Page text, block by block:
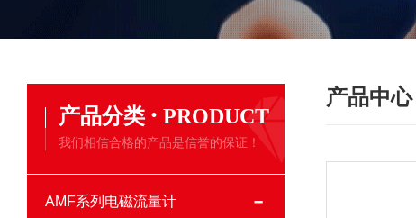
产品分类 · PRODUCT
我们相信合格的产品是信誉的保证！
AMF系列电磁流量计
产品中心